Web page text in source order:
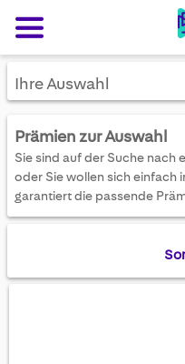
Ihre Auswahl
Prämien zur Auswahl
Sie sind auf der Suche
oder Sie wollen sich einfach
garantiert die passende